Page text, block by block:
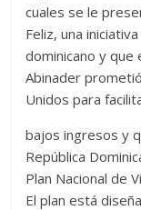
cuales se le
Feliz, una
dominicano y que
Abinader
Unidos para
bajos ingresos y
República
Plan Nacional de
El plan está